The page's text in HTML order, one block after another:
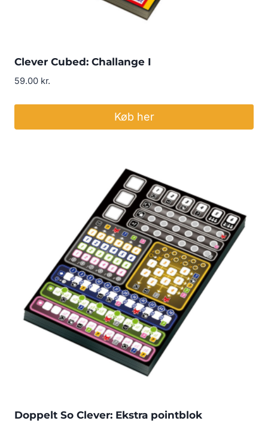
Clever Cubed: Challange I
59.00 kr.
Køb her
Doppelt So Clever: Ekstra pointblok